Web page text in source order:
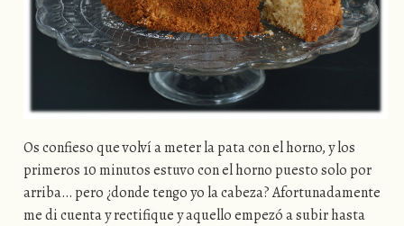
Os confieso que volví a meter la pata con el horno, y los
primeros 10 minutos estuvo con el horno puesto solo por
arriba… pero ¿donde tengo yo la cabeza? Afortunadamente
me di cuenta y rectifique y aquello empezó a subir hasta